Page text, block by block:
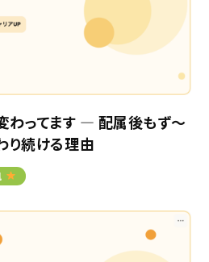
わってます ― 配属後もず〜
り続ける理由